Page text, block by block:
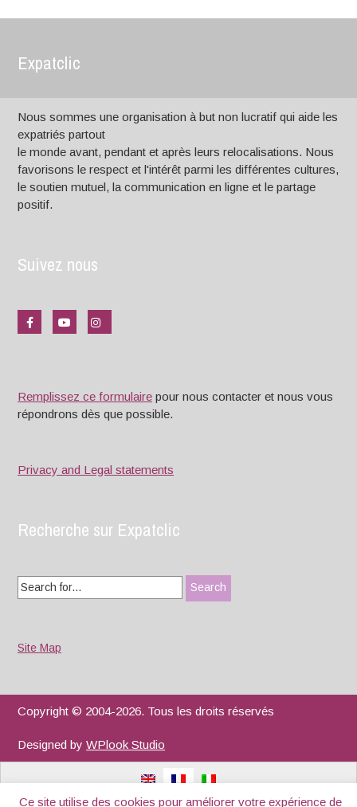
Expatclic
Nous sommes une organisation à but non lucratif qui aide les
expatriés partout
le monde avant, pendant et après leurs relocalisations. Nous
favorisons le respect et l'intérêt parmi les différentes cultures,
le soutien mutuel, la communication en ligne et le partage
positif.
Suivez nous
Remplissez ce formulaire pour nous contacter et nous vous
répondrons dès que possible.
Privacy and Legal statements
Recherche sur Expatclic
Search
for:
Site Map
Copyright © 2004-2026. Tous les droits réservés
Designed byWPlook Studio
Ce site utilise des cookies pour améliorer votre expérience de